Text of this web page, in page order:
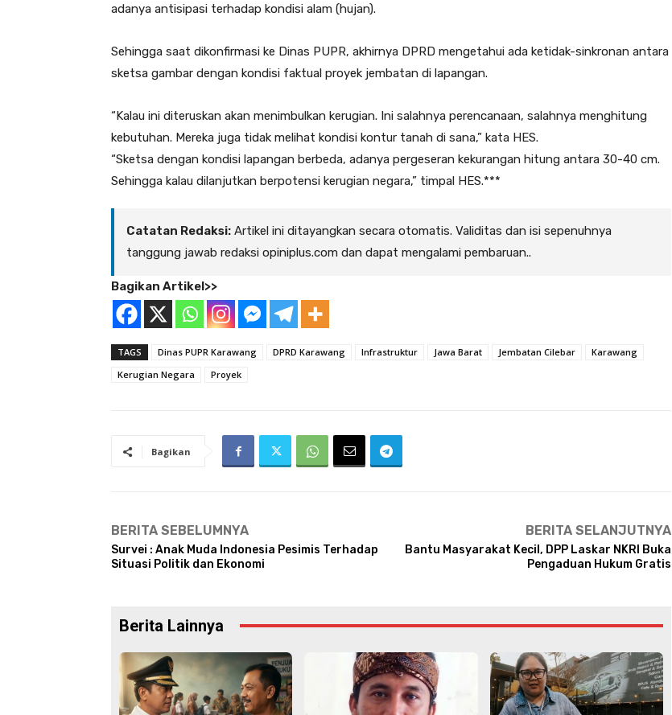
adanya antisipasi terhadap kondisi alam (hujan).
Sehingga saat dikonfirmasi ke Dinas PUPR, akhirnya DPRD mengetahui ada ketidak-sinkronan antara
sketsa gambar dengan kondisi faktual proyek jembatan di lapangan.
“Kalau ini diteruskan akan menimbulkan kerugian. Ini salahnya perencanaan, salahnya menghitung
kebutuhan. Mereka juga tidak melihat kondisi kontur tanah di sana,” kata HES.
“Sketsa dengan kondisi lapangan berbeda, adanya pergeseran kekurangan hitung antara 30-40 cm.
Sehingga kalau dilanjutkan berpotensi kerugian negara,” timpal HES.***
Catatan Redaksi: Artikel ini ditayangkan secara otomatis. Validitas dan isi sepenuhnya
tanggung jawab redaksi opiniplus.com dan dapat mengalami pembaruan..
Bagikan Artikel>>
TAGS Dinas PUPR Karawang DPRD Karawang Infrastruktur Jawa Barat Jembatan Cilebar
Karawang
Kerugian Negara
Proyek
Bagikan
BERITA SEBELUMNYA
Survei : Anak Muda Indonesia Pesimis Terhadap
Situasi Politik dan Ekonomi
BERITA SELANJUTNYA
Bantu Masyarakat Kecil, DPP Laskar NKRI Buka
Pengaduan Hukum Gratis
Berita Lainnya